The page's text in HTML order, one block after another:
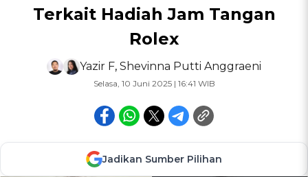
Terkait Hadiah Jam Tangan
Rolex
Yazir F, Shevinna Putti Anggraeni
Selasa, 10 Juni 2025 | 16:41 WIB
Jadikan Sumber Pilihan